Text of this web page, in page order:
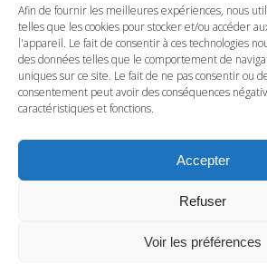
Afin de fournir les meilleures expériences, nous
telles que les cookies pour stocker et/ou accéder
l'appareil. Le fait de consentir à ces technologies
des données telles que le comportement de
uniques sur ce site. Le fait de ne pas consentir ou
consentement peut avoir des conséquences
caractéristiques et fonctions.
Accepter
Refuser
Voir les préférences
loi relatif « au travail, à la
dialogue social et à la
professionnels » (cf. Less is more
BMHAvocats de mars 2016),
communément Loi Travail, a été,